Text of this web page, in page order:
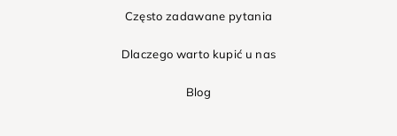
Często zadawane pytania
Dlaczego warto kupić u nas
Blog